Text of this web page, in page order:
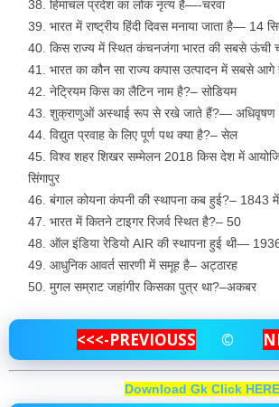
हिमाचल प्रदेश का लोक नृत्य है—-चरवा
भारत में राष्ट्रीय हिंदी दिवस मनाया जाता है— 14
किस राज्य में स्थित कंचनजंगा भारत की सबसे ऊंची
भारत का कौन सा राज्य कपास उत्पादन में सबसे आगे
नेट्रियम किस का लैटिन नाम है?– सोडियम
शुक्राणुओं अस्थाई रूप से रखे जाते हैं?— अधिवृषण
विद्युत प्रवाह के लिए पूर्ण पथ क्या है?– सेल
विश्व शहर शिखर सम्मेलन 2018 किस देश में
सिंगापुर
बंगाल कोयना कंपनी की स्थापना कब हुई?– 1843 में
भारत में कितने टाइगर रिजर्व स्थित है?– 50
ऑल इंडिया रेडियो AIR की स्थापना हुई थी—
आधुनिक आवर्त सारणी में समूह है– अट्ठारह
मुगल सम्राट जहांगीर किसका पुत्र था?–अकबर
<<<-PREVIOUSS ©
Download Gk Click HERE